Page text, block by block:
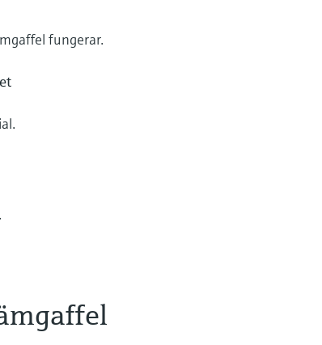
fungerar.
varje dag. Några exempel är dricksvatten,